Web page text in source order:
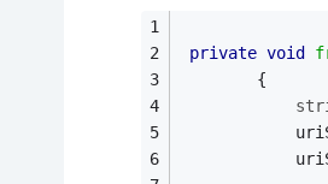
private void
        {